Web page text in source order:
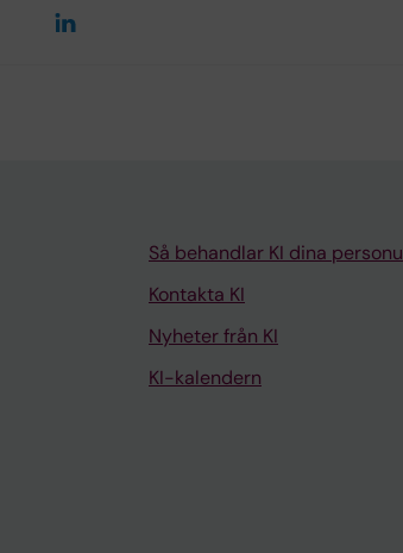
Så behandlar KI dina
Kontakta KI
Nyheter från KI
KI-kalendern